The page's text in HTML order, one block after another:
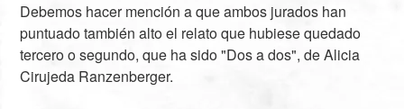
Debemos hacer mención a que ambos jurados han
puntuado también alto el relato que hubiese quedado
tercero o segundo, que ha sido "Dos a dos", de Alicia
Cirujeda Ranzenberger.